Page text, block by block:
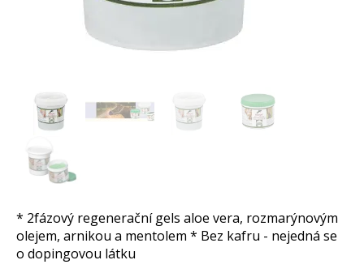
* 2fázový regenerační gels aloe vera, rozmarýnovým
olejem, arnikou a mentolem * Bez kafru - nejedná se
o dopingovou látku